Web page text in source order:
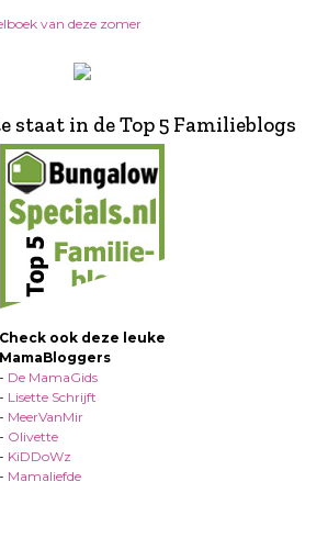
van deze zomer
staat in de Top 5 Familieblogs
Check ook deze leuke
MamaBloggers
- De MamaGids
- Lisette Schrijft
- MeerVanMir
- Olivette
- KiDDoWz
- Mamaliefde